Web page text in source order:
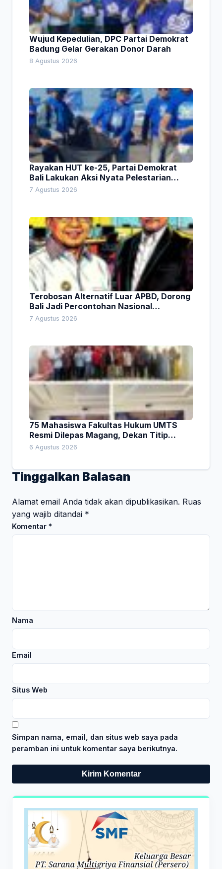
Wujud Kepedulian, DPC Partai Demokrat
Badung Gelar Gerakan Donor Darah
8 Agustus 2026
Rayakan HUT ke-25, Partai Demokrat
Bali Lakukan Aksi Nyata Pelestarian
Lingkungan
7 Agustus 2026
Terobosan Alternatif Luar APBD, Dorong
Bali Jadi Percontohan Nasional
Pembiayaan Daerah
7 Agustus 2026
75 Mahasiswa Fakultas Hukum UMTS
Resmi Dilepas Magang, Dekan Titip
Empat Pesan Penting
6 Agustus 2026
Tinggalkan Balasan
Alamat email Anda tidak akan dipublikasikan. Ruas
yang wajib ditandai *
Komentar *
Nama
Email
Situs Web
Simpan nama, email, dan situs web saya pada
peramban ini untuk komentar saya berikutnya.